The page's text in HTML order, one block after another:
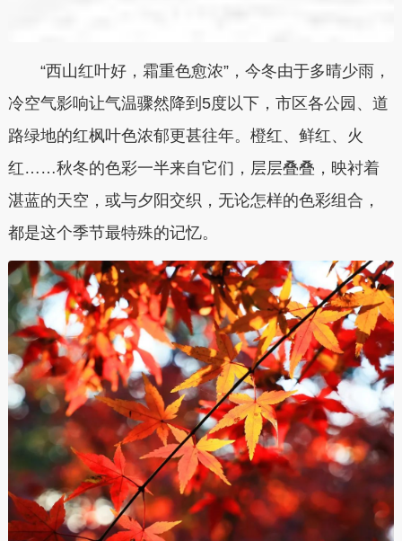
“西山红叶好，霜重色愈浓”，今冬由于多晴少雨，
冷空气影响让气温骤然降到5度以下，市区各公园、道
路绿地的红枫叶色浓郁更甚往年。橙红、鲜红、火
红……秋冬的色彩一半来自它们，层层叠叠，映衬着
湛蓝的天空，或与夕阳交织，无论怎样的色彩组合，
都是这个季节最特殊的记忆。